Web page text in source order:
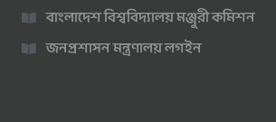
বাংলাদেশ বিশ্ববিদ্যালয় মঞ্জুরী কমিশন
জনপ্রশাসন মন্ত্রণালয় লগইন